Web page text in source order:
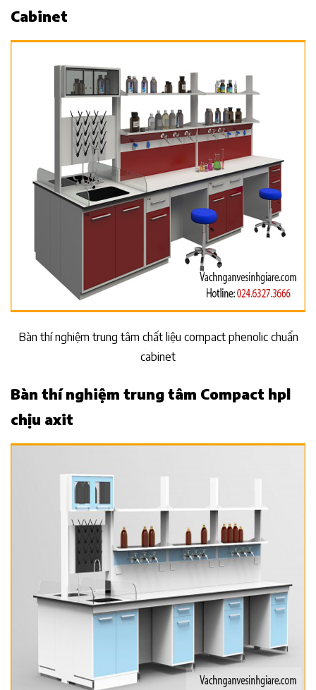
Cabinet
Bàn thí nghiệm trung tâm chất liệu compact phenolic chuẩn
cabinet
Bàn thí nghiệm trung tâm Compact hpl
chịu axit